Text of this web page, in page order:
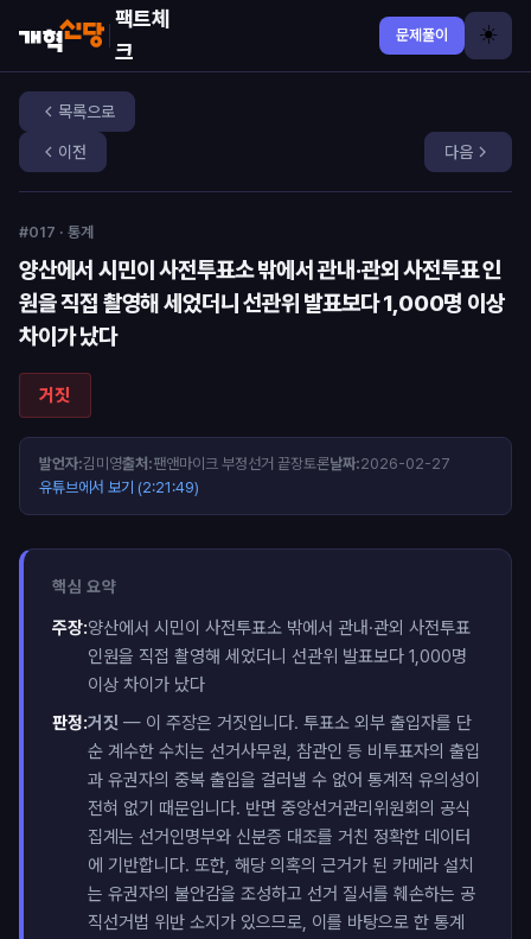
팩트체
크
문제풀이 ☀️
목록으로
이전 다음
#017 · 통계
양산에서 시민이 사전투표소 밖에서 관내·관외 사전투표 인
원을 직접 촬영해 세었더니 선관위 발표보다 1,000명 이상
차이가 났다
거짓
발언자:김미영출처:팬앤마이크 부정선거 끝장토론날짜:2026-02-27
유튜브에서 보기 (2:21:49)
핵심 요약
주장:양산에서 시민이 사전투표소 밖에서 관내·관외 사전투표
인원을 직접 촬영해 세었더니 선관위 발표보다 1,000명
이상 차이가 났다
판정:거짓 — 이 주장은 거짓입니다. 투표소 외부 출입자를 단
순 계수한 수치는 선거사무원, 참관인 등 비투표자의 출입
과 유권자의 중복 출입을 걸러낼 수 없어 통계적 유의성이
전혀 없기 때문입니다. 반면 중앙선거관리위원회의 공식
집계는 선거인명부와 신분증 대조를 거친 정확한 데이터
에 기반합니다. 또한, 해당 의혹의 근거가 된 카메라 설치
는 유권자의 불안감을 조성하고 선거 질서를 훼손하는 공
직선거법 위반 소지가 있으므로, 이를 바탕으로 한 통계